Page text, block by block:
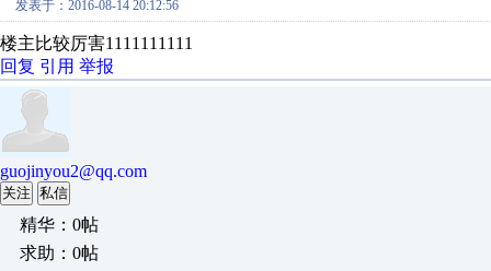
发表于：2016-08-14 20:12:56
楼主比较厉害1111111111
回复 引用 举报
guojinyou2@qq.com
关注 私信
精华：0帖
求助：0帖